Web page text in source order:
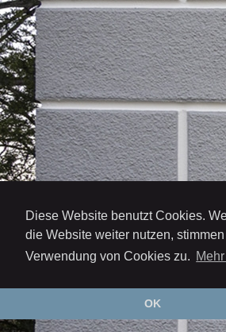
Diese Website benutzt Cookies.
die Website weiter nutzen,
Verwendung von Cookies zu.
OK